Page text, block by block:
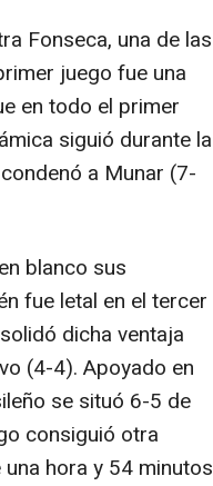
Fonseca, una de las
juego fue una
en todo el primer
siguió durante la
a Munar (7-
blanco sus
fue letal en el tercer
dicha ventaja
(4-4). Apoyado en
se situó 6-5 de
consiguió otra
hora y 54 minutos